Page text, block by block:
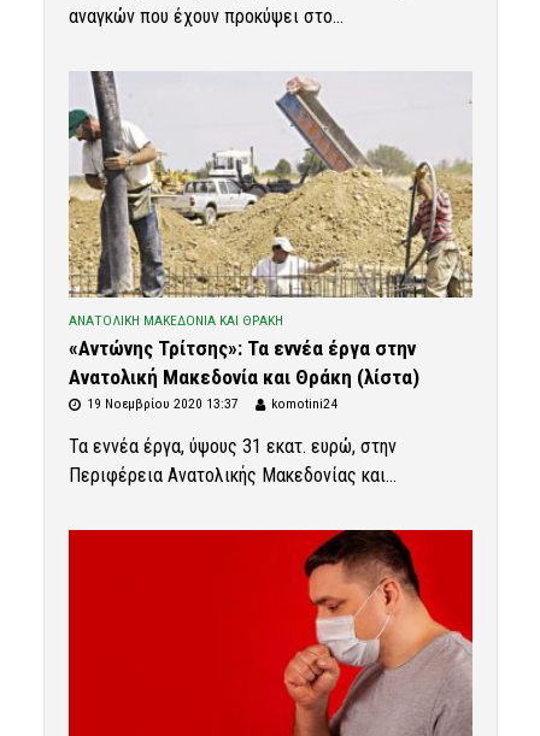
αναγκών που έχουν προκύψει στο...
ΑΝΑΤΟΛΙΚΗ ΜΑΚΕΔΟΝΙΑ ΚΑΙ ΘΡΑΚΗ
«Αντώνης Τρίτσης»: Τα εννέα έργα στην
Ανατολική Μακεδονία και Θράκη (λίστα)
19 Νοεμβρίου 2020 13:37 komotini24
Τα εννέα έργα, ύψους 31 εκατ. ευρώ, στην
Περιφέρεια Ανατολικής Μακεδονίας και...